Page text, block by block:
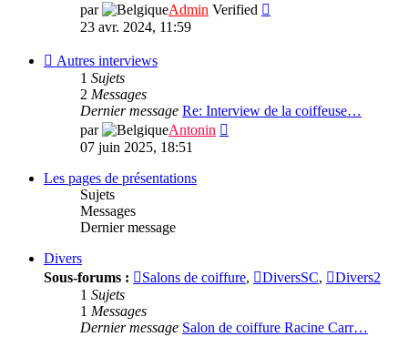
cinéma,
santé
par
Admin Verified
23 avr. 2024, 11:59
Flux
Autres
interviews
Autres interviews
1 Sujets
2 Messages
Dernier message Re: Interview de la coiffeuse…
par
Antonin
07 juin 2025, 18:51
Les pages de présentations
Sujets
Messages
Dernier message
Divers
Sous-forums :
Salons de coiffure, DiversSC,
Divers2
1 Sujets
1 Messages
Dernier message Salon de coiffure Racine Carr…